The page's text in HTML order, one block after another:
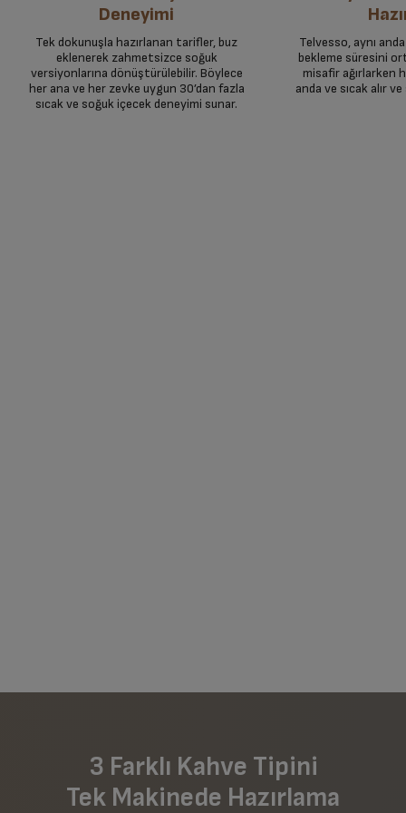
Deneyimi
Tek dokunuşla hazırlanan tarifler, buz
eklenerek zahmetsizce soğuk
versiyonlarına dönüştürülebilir. Böylece
her ana ve her zevke uygun 30’dan fazla
sıcak ve soğuk içecek deneyimi sunar.
Telvesso, aynı
bekleme süresini
misafir ağırlarken
anda ve sıcak alır
3 Farklı Kahve Tipini
Tek Makinede Hazırlama